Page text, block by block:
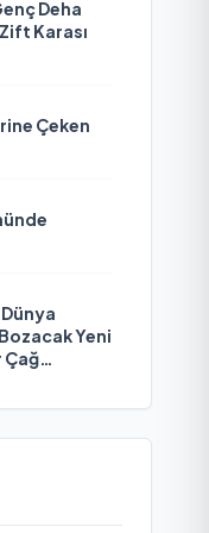
Deha
Karası
Çeken
Yeni
Çağ